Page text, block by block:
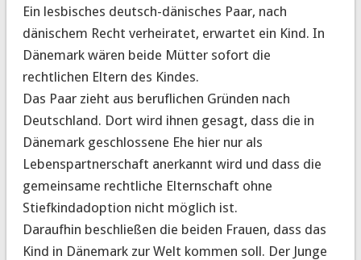
Ein lesbisches deutsch-dänisches Paar, nach
dänischem Recht verheiratet, erwartet ein Kind. In
Dänemark wären beide Mütter sofort die
rechtlichen Eltern des Kindes.
Das Paar zieht aus beruflichen Gründen nach
Deutschland. Dort wird ihnen gesagt, dass die in
Dänemark geschlossene Ehe hier nur als
Lebenspartnerschaft anerkannt wird und dass die
gemeinsame rechtliche Elternschaft ohne
Stiefkindadoption nicht möglich ist.
Daraufhin beschließen die beiden Frauen, dass das
Kind in Dänemark zur Welt kommen soll. Der Junge